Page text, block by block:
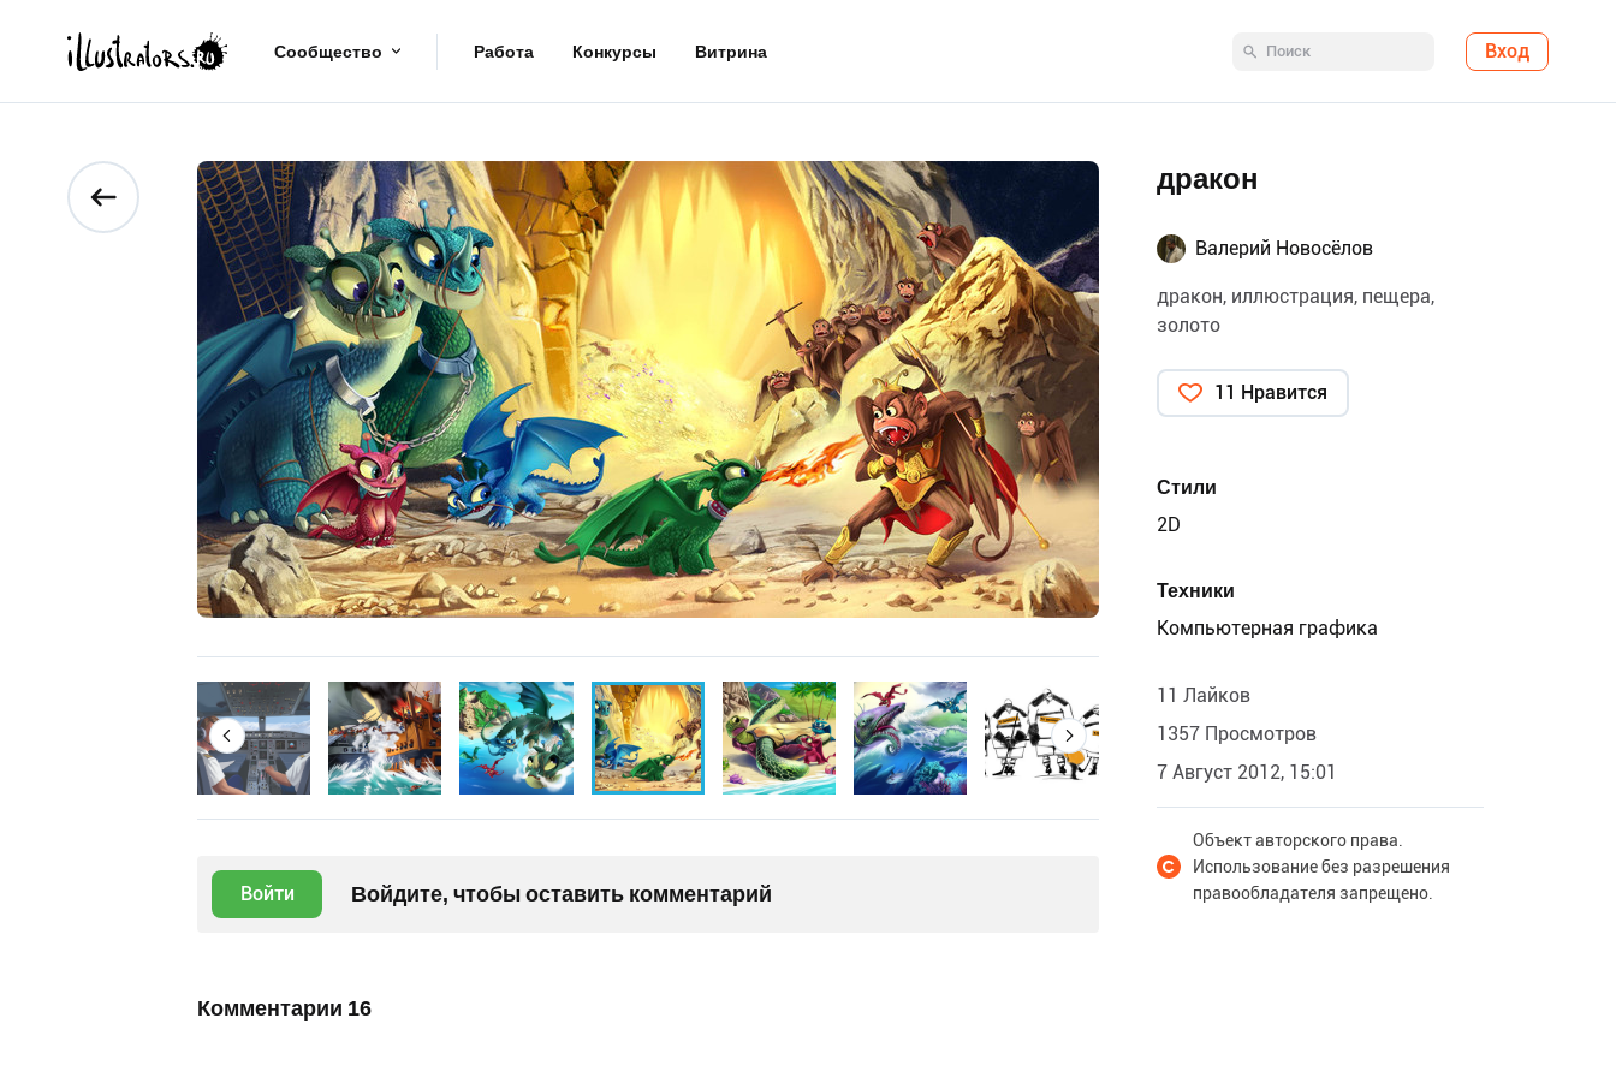
Сообщество Работа Конкурсы Витрина Вход
Войти Войдите, чтобы оставить комментарий
Комментарии 16
дракон
Валерий Новосёлов
дракон, иллюстрация, пещера,
золото
11 Нравится
Стили
2D
Техники
Компьютерная графика
11 Лайков
1357 Просмотров
7 Август 2012, 15:01
Объект авторского права.
Использование без разрешения
правообладателя запрещено.